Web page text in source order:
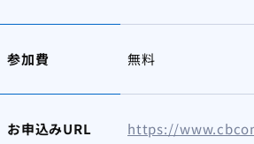
参加費 無料
お申込みURL
https://